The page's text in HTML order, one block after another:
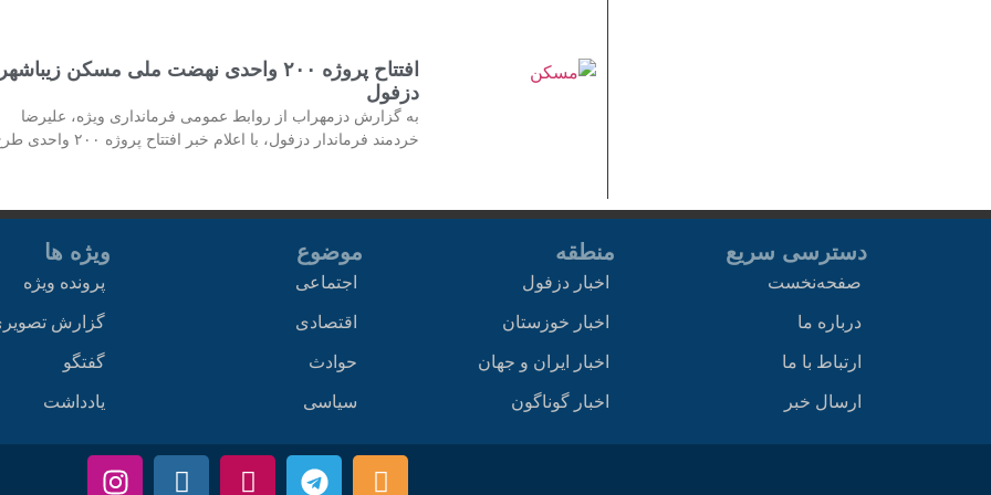
افتتاح پروژه ۲۰۰ واحدی نهضت ملی مسکن
دزفول
به گزارش دزمهراب از روابط عمومی فرمانداری ویژه، علیرضا
خردمند فرماندار دزفول، با اعلام خبر افتتاح پروژه ۲۰۰ واحدی طرح
دسترسی سریع
صفحه‌نخست
درباره ما
ارتباط با ما
ارسال خبر
منطقه
اخبار دزفول
اخبار خوزستان
اخبار ایران و جهان
اخبار گوناگون
موضوع
اجتماعی
اقتصادی
حوادث
سیاسی
ویژه ها
پرونده ویژه
گزارش
گفتگو
یادداشت